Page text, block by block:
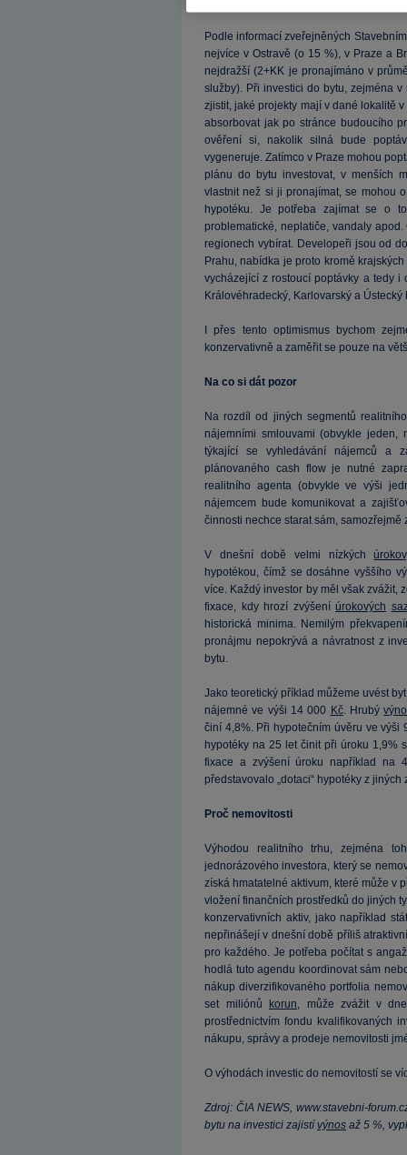
Podle informací zveřejněných
nejvíce v Ostravě (o 15 %), v Praze a
nejdražší (2+KK je pronajímáno v
služby). Při investici do bytu, zejména
zjistit, jaké projekty mají v dané lokalitě
absorbovat jak po stránce budoucího
ověření si, nakolik silná bude
vygeneruje. Zatímco v Praze mohou
plánu do bytu investovat, v menších
vlastnit než si ji pronajímat, se mohou
hypotéku. Je potřeba zajímat se o
problematické, neplatiče, vandaly
regionech vybírat. Developeři jsou od
Prahu, nabídka je proto kromě
vycházející z rostoucí poptávky a tedy i
Královéhradecký, Karlovarský a Ústecký
I přes tento optimismus bychom
konzervativně a zaměřit se pouze na
Na co si dát pozor
Na rozdíl od jiných segmentů
nájemními smlouvami (obvykle jeden,
týkající se vyhledávání nájemců a
plánovaného cash flow je nutné
realitního agenta (obvykle ve výši
nájemcem bude komunikovat a
činnosti nechce starat sám, samozřejmě
V dnešní době velmi nízkých
hypotékou, čímž se dosáhne vyššího
více. Každý investor by měl však zvážit,
fixace, kdy hrozí zvýšení úrokových
historická minima. Nemilým
pronájmu nepokrývá a návratnost z
bytu.
Jako teoretický příklad můžeme uvést
nájemné ve výši 14 000 Kč. Hrubý
činí 4,8%. Při hypotečním úvěru ve
hypotéky na 25 let činit při úroku 1,9%
fixace a zvýšení úroku například
představovalo „dotaci“ hypotéky z
Proč nemovitosti
Výhodou realitního trhu, zejména
jednorázového investora, který se
získá hmatatelné aktivum, které může v
vložení finančních prostředků do jiných
konzervativních aktiv, jako například
nepřinášejí v dnešní době příliš
pro každého. Je potřeba počítat s
hodlá tuto agendu koordinovat sám
nákup diverzifikovaného portfolia
set miliónů
korun, může zvážit v
prostřednictvím fondu kvalifikovaných
nákupu, správy a prodeje nemovitosti
O výhodách investic do nemovitostí se
Zdroj: ČIA NEWS, www.stavebni-
bytu na investici zajistí výnos až 5 %,